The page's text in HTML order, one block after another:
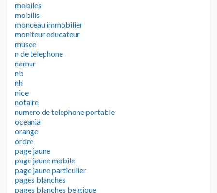
mobiles
mobilis
monceau immobilier
moniteur educateur
musee
n de telephone
namur
nb
nh
nice
notaire
numero de telephone portable
oceania
orange
ordre
page jaune
page jaune mobile
page jaune particulier
pages blanches
pages blanches belgique